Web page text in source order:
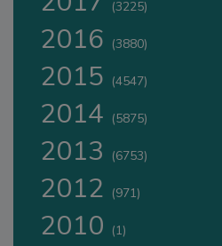
(3225)
2016 (3880)
2015 (4547)
2014 (5875)
2013 (6753)
2012 (971)
2010 (1)